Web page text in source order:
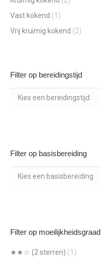
Vast kokend (1)
Vrij kruimig kokend (2)
Filter op bereidingstijd
Filter op basisbereiding
Filter op moeilijkheidsgraad
★★☆ (2 sterren) (1)